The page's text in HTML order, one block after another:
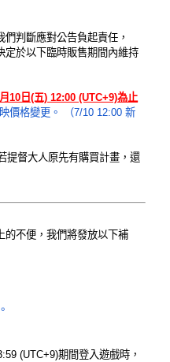
判斷應對公告負起責任，
定於以下臨時販售期間內維持
10日(五) 12:00 (UTC+9)為止
價格變更。 （7/10 12:00 新
提督大人原先有購買計畫，還
的不便，我們將發放以下補
(UTC+9)期間登入遊戲時，